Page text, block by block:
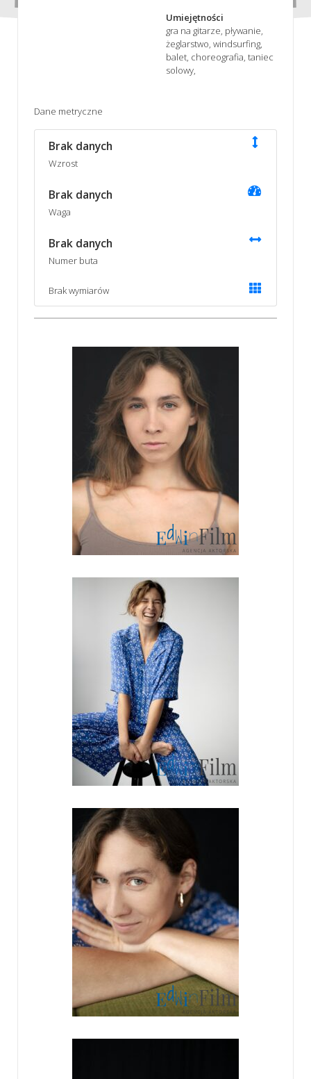
Umiejętności
gra na gitarze, pływanie,
żeglarstwo, windsurfing,
balet, choreografia, taniec
solowy,
Dane metryczne
Brak danych
Wzrost
Brak danych
Waga
Brak danych
Numer buta
Brak wymiarów